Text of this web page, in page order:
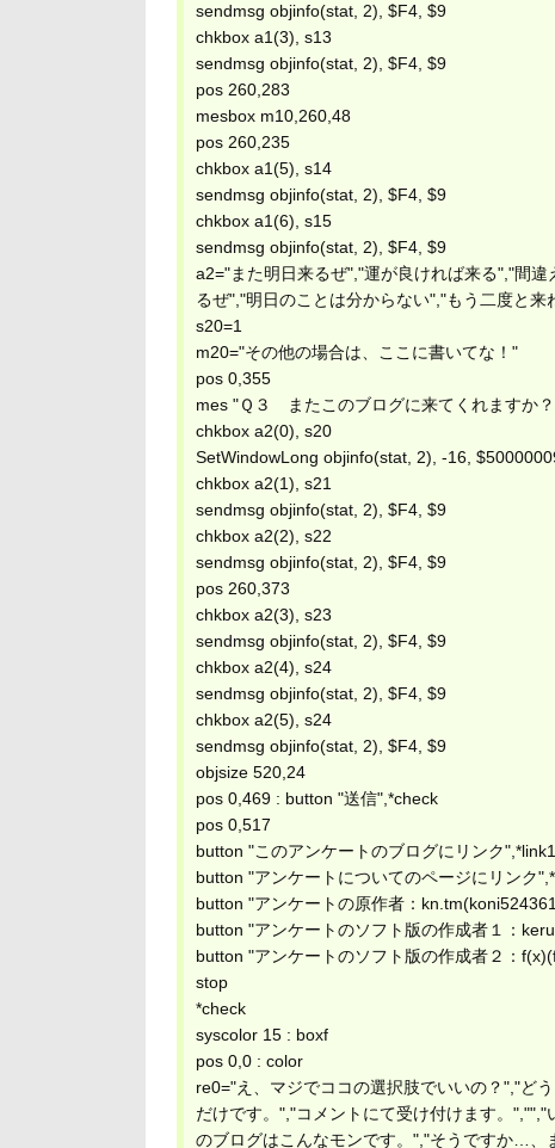
sendmsg objinfo(stat, 2), $F4, $9
chkbox a1(3), s13
sendmsg objinfo(stat, 2), $F4, $9
pos 260,283
mesbox m10,260,48
pos 260,235
chkbox a1(5), s14
sendmsg objinfo(stat, 2), $F4, $9
chkbox a1(6), s15
sendmsg objinfo(stat, 2), $F4, $9
a2="また明日来るぜ","運が良ければ来る","間
るぜ","明日のことは分からない","もう二度と来
s20=1
m20="その他の場合は、ここに書いてな！"
pos 0,355
mes "Ｑ３ またこのブログに来てくれますか
chkbox a2(0), s20
SetWindowLong objinfo(stat, 2), -16,
chkbox a2(1), s21
sendmsg objinfo(stat, 2), $F4, $9
chkbox a2(2), s22
sendmsg objinfo(stat, 2), $F4, $9
pos 260,373
chkbox a2(3), s23
sendmsg objinfo(stat, 2), $F4, $9
chkbox a2(4), s24
sendmsg objinfo(stat, 2), $F4, $9
chkbox a2(5), s24
sendmsg objinfo(stat, 2), $F4, $9
objsize 520,24
pos 0,469 : button "送信",*check
pos 0,517
button "このアンケートのブログにリンク",*link1
button "アンケートについてのページにリンク
button "アンケートの原作者：
button "アンケートのソフト版の作成者１：
button "アンケートのソフト版の作成者２：
stop
*check
syscolor 15 : boxf
pos 0,0 : color
re0="え、マジでココの選択肢でいいの？","ど
だけです。","コメントにて受け付けます。
のブログはこんなモンです。","そうですか…、